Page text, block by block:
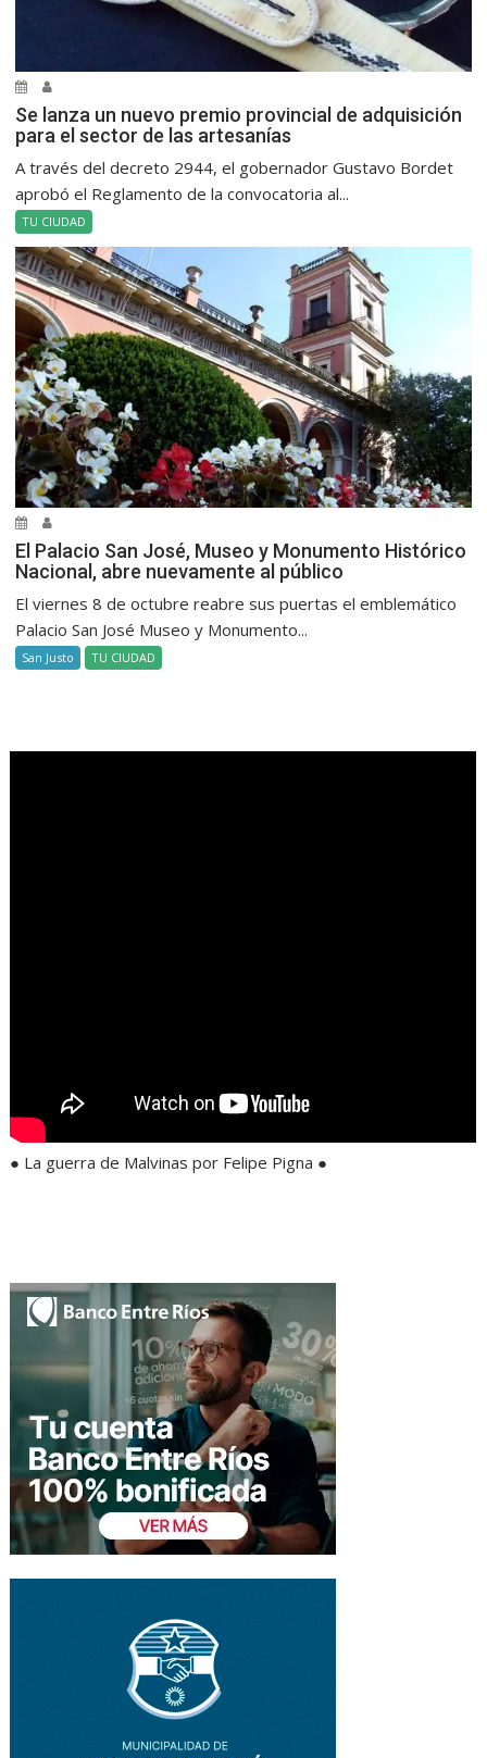
Se lanza un nuevo premio provincial de adquisición
para el sector de las artesanías
A través del decreto 2944, el gobernador Gustavo Bordet
aprobó el Reglamento de la convocatoria al...
TU CIUDAD
El Palacio San José, Museo y Monumento Histórico
Nacional, abre nuevamente al público
El viernes 8 de octubre reabre sus puertas el emblemático
Palacio San José Museo y Monumento...
San Justo TU CIUDAD
● La guerra de Malvinas por Felipe Pigna ●